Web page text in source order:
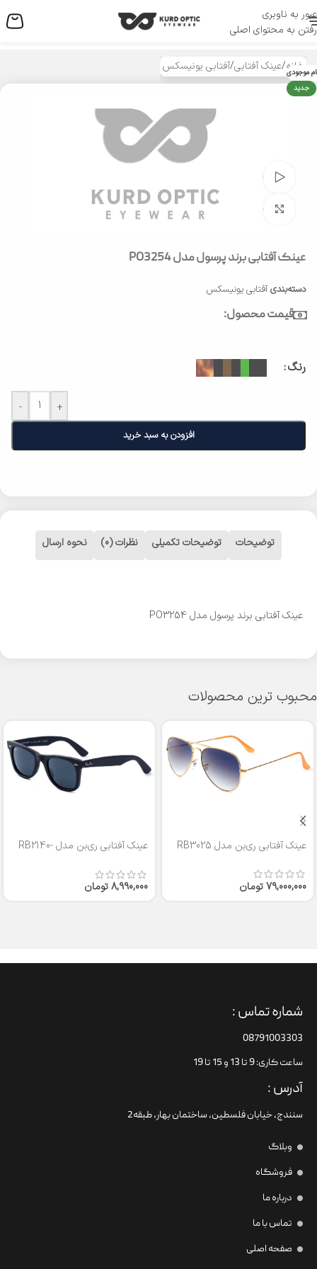
عبور به ناوبری
رفتن به محتوای اصلی
منو
خانه/عینک آفتابی/آفتابی یونیسکس
موجودی
جدید
تماشای ویدئو
بزرگنمایی تصویر
عینک آفتابی برند پرسول مدل PO3254
دسته‌بندی آفتابی یونیسکس
قیمت محصول:
رنگ
- +
افزودن به سبد خرید
توضیحات توضیحات تکمیلی نظرات (0) نحوه ارسال
عینک آفتابی برند پرسول مدل PO3254
محبوب ترین محصولات
عینک آفتابی ری‌بن مدل RB3025
79,000,000تومان
عینک آفتابی ری‌بن مدل RB2140-
8,990,000تومان
شماره تماس :
08791003303
ساعت کاری: 9 تا 13 و 15 تا 19
آدرس :
سنندج، خیابان فلسطین،‌ ساختمان بهار، طبقه2
وبلاگ
فروشگاه
درباره ما
تماس با ما
صفحه اصلی